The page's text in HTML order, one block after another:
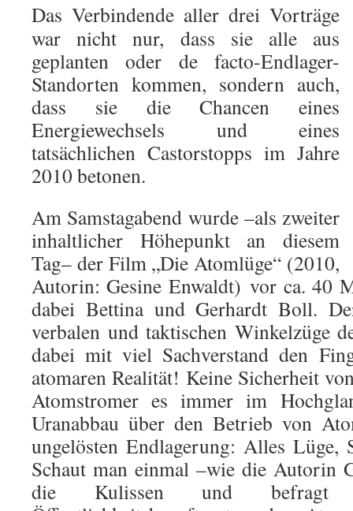
Das Verbindende aller drei Vorträge
war nicht nur, dass sie alle aus
geplanten oder de facto-Endlager-
Standorten kommen, sondern auch,
dass sie die Chancen eines
Energiewechsels und eines
tatsächlichen Castorstopps im Jahre
2010 betonen.
Am Samstagabend wurde –als zweiter
inhaltlicher Höhepunkt an diesem
Tag– der Film „Die Atomlüge“ (2010,
Autorin: Gesine Enwaldt) vor ca. 40
dabei Bettina und Gerhardt Boll.
verbalen und taktischen Winkelzüge
dabei mit viel Sachverstand den
atomaren Realität! Keine Sicherheit
Atomstromer es immer im
Uranabbau über den Betrieb von
ungelösten Endlagerung: Alles Lüge,
Schaut man einmal –wie die Autorin
die Kulissen und